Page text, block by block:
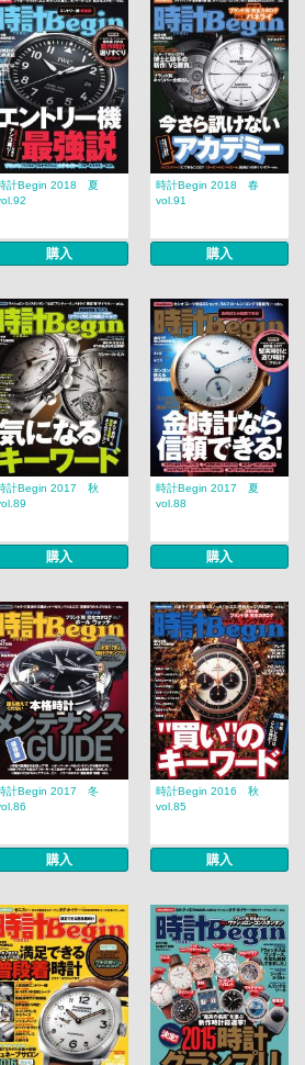
計Begin 2018 夏
購入
時計Begin 2018 春
vol.91
購入
計Begin 2017 秋
購入
時計Begin 2017 夏
vol.88
購入
計Begin 2017 冬
購入
時計Begin 2016 秋
vol.85
購入